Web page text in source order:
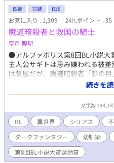
★1巻は「Unlimited」に登録すれ
ただけますと大変ありがたいです
「Unlimited」はサブスクなので
初めてご利用の方は1か月無料体
する前に解約も可能です。 ★購入
さまで、「アプリから購入でき
る方へ Amazonアプリからは購
ているので、「Safari」や「
Amazonにアクセスしてください
替わってしまう場合は、Amazon
現れた「開く」をタップするこ
くブラウザからページを開くこ
によって若干変わるかもしれませ
は、アプリにも本が追加されてい
行えます。 【あらすじ】 現代日
異世界の神の導きで「魔法使い」
とんどの日々を魔法使いの塔で眠
長編 完結 R18
お気に入り : 1,309 24h.ポイント : 35
魔道暗殺者と救国の騎士
空月 瞭明
●アルファポリス第8回BL小説
主人公サギトは忌み嫌われる被
は薬屋だが、魔道暗殺者「影の
は幼馴染のグレアムに、愛憎相
は孤児院で共に育ち、現在は決
ったグレアムは、騎士として武
人々に敬われている。 国中に恐
る救国の英雄。 親友だった二人
る。 やがて二人は再会して……
殺者）と陽キャな攻め（英雄騎士
色々ありますが最後はハッピーエ
結します。 ・ダークファンタジ
続きを
文字数
BL 異世界 シリアス
ダークファンタジー
幼馴染
第8回BL小説大賞奨励賞